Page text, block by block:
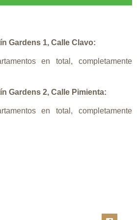
Gardens 1, Calle Clavo:
en total, completamente
Gardens 2, Calle Pimienta:
en total, completamente